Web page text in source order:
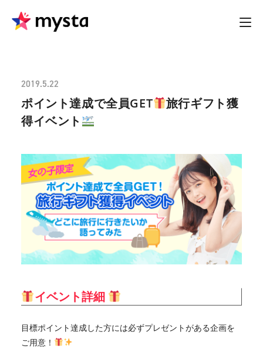
2019.5.22
ポイント達成で全員GET
旅行ギフト獲
得イベント
イベント詳細
目標ポイント達成した方には必ずプレゼントがある企画を
ご用意！